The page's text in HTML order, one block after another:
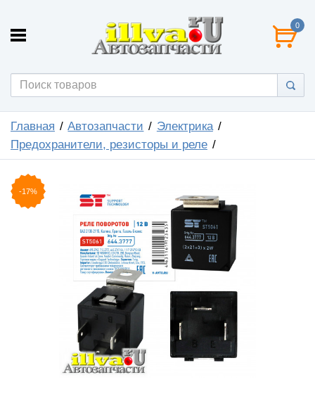
0
Главная Автозапчасти
Электрика
Предохранители, резисторы и реле
-17%